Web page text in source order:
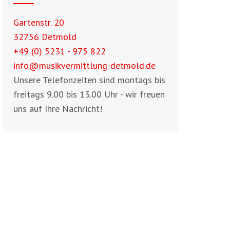
Gartenstr. 20
32756 Detmold
+49 (0) 5231 - 975 822
info@musikvermittlung-detmold.de
Unsere Telefonzeiten sind montags bis
freitags 9.00 bis 13.00 Uhr - wir freuen
uns auf Ihre Nachricht!